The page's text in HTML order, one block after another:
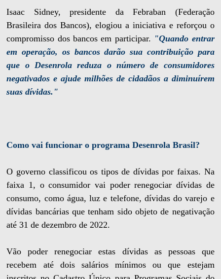
Isaac Sidney, presidente da Febraban (Federação
Brasileira dos Bancos), elogiou a iniciativa e reforçou o
compromisso dos bancos em participar. "Quando entrar
em operação, os bancos darão sua contribuição para
que o Desenrola reduza o número de consumidores
negativados e ajude milhões de cidadãos a diminuírem
suas dívidas."
Como vai funcionar o programa Desenrola Brasil?
O governo classificou os tipos de dívidas por faixas. Na
faixa 1, o consumidor vai poder renegociar dívidas de
consumo, como água, luz e telefone, dívidas do varejo e
dívidas bancárias que tenham sido objeto de negativação
até 31 de dezembro de 2022.
Vão poder renegociar estas dívidas as pessoas que
recebem até dois salários mínimos ou que estejam